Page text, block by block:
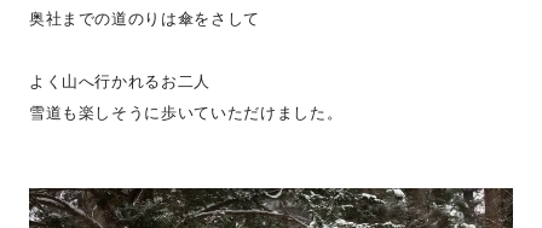
奥社までの道のりは傘をさして
よく山へ行かれるお二人
雪道も楽しそうに歩いていただけました。